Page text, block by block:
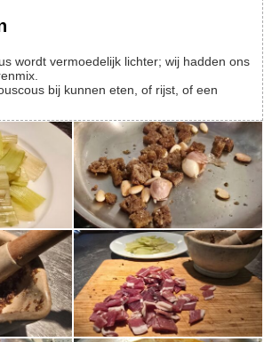
bij kunnen eten, of rijst, of een